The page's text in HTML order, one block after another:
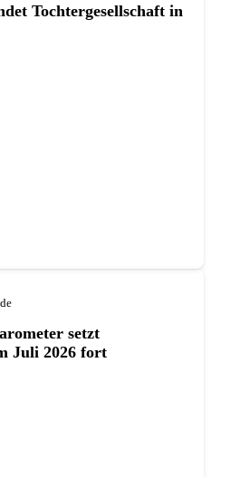
Tochterge­sellschaft in
setzt
Juli 2026 fort